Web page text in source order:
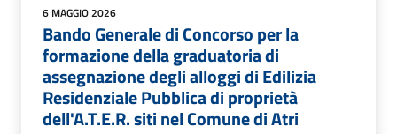
6 MAGGIO 2026
Bando Generale di Concorso per la
formazione della graduatoria di
assegnazione degli alloggi di Edilizia
Residenziale Pubblica di proprietà
dell'A.T.E.R. siti nel Comune di Atri